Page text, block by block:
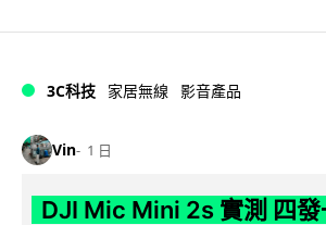
3C科技 家居無線 影音產品
Vin 1 日
DJI Mic Mini 2s 實測 四發